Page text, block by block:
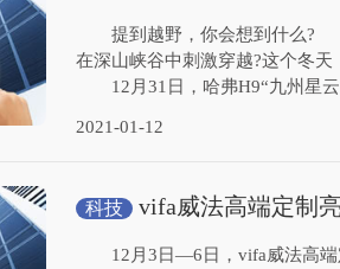
9在这里
提到越野，你会想到什么?
在深山峡谷中刺激穿越?这个冬
12月31日，哈弗H9“九州星云
2021-01-12
科技
vifa威法高端定制
12月3日—6日，vifa威法高端